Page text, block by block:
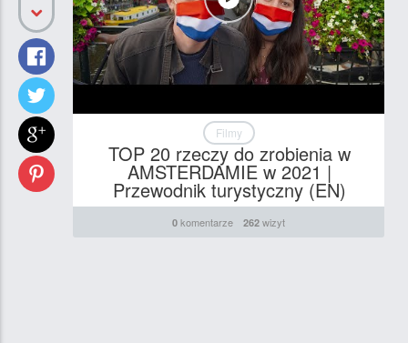
Filmy
TOP 20 rzeczy do zrobienia w
AMSTERDAMIE w 2021 |
Przewodnik turystyczny (EN)
0 komentarze 262 wizyt